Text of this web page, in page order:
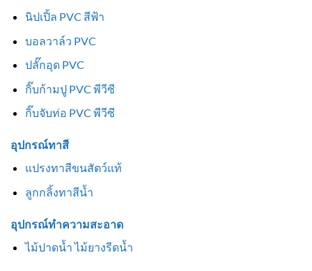
นิปเปิ้ล PVC สีฟ้า
บอลวาล์ว PVC
ปลั๊กอุด PVC
กิ๊บก้ามปู PVC พีวีซี
กิ๊บจับท่อ PVC พีวีซี
อุปกรณ์ทาสี
แปรงทาสีขนสัตว์แท้
ลูกกลิ้งทาสีน้ำ
อุปกรณ์ทำความสะอาด
ไม้ปาดน้ำ ไม้ยางรีดน้ำ